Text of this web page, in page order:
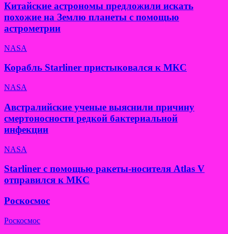
Китайские астрономы предложили искать
похожие на Землю планеты с помощью
астрометрии
NASA
Корабль Starliner пристыковался к МКС
NASA
Австралийские ученые выяснили причину
смертоносности редкой бактериальной
инфекции
NASA
Starliner с помощью ракеты-носителя Atlas V
отправился к МКС
Роскосмос
Роскосмос